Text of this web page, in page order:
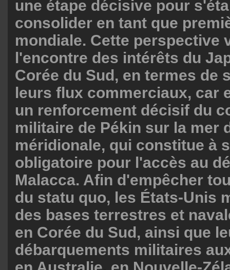
une étape décisive pour
consolider en tant que
mondiale. Cette perspective
l'encontre des intérêts du
Corée du Sud, en termes de
leurs flux commerciaux, car
un renforcement décisif du
militaire de Pékin sur la mer
méridionale, qui constitue à
obligatoire pour l'accès au
Malacca. Afin d'empêcher
du statu quo, les États-Unis
des bases terrestres et
en Corée du Sud, ainsi que
débarquements militaires